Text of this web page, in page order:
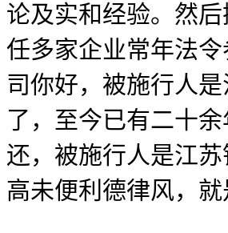
论及实和经验。然
任多家企业常年法
司你好，被施行人
了，至今已有二十
还，被施行人是江
高未便利德律风，就